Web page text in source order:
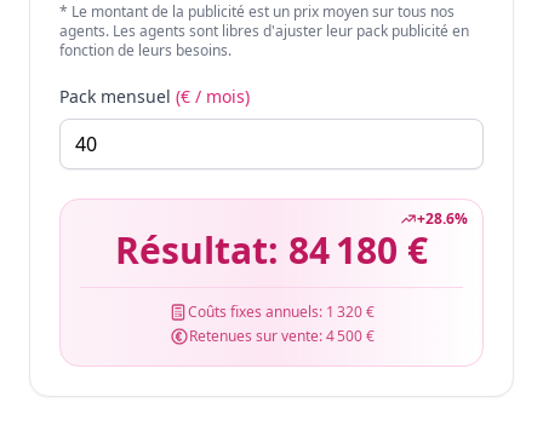
* Le montant de la publicité est un prix moyen sur tous nos
agents. Les agents sont libres d'ajuster leur pack publicité en
fonction de leurs besoins.
Pack mensuel (€ / mois)
+28.6%
Résultat: 84 180 €
Coûts fixes annuels: 1 320 €
Retenues sur vente:4 500 €